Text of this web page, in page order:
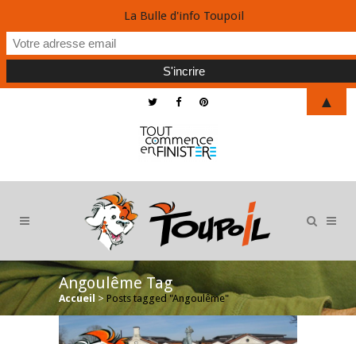
Angoulême Tag
Accueil > Posts tagged "Angoulême"
La Bulle d'info Toupoil
▲